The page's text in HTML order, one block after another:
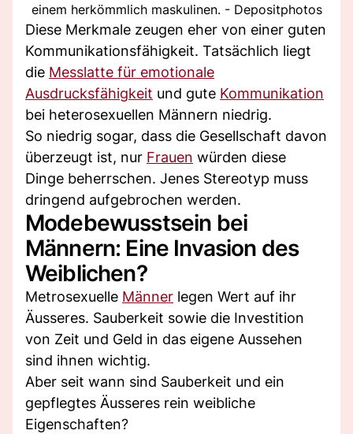
einem herkömmlich maskulinen. - Depositphotos
Diese Merkmale zeugen eher von einer guten
Kommunikationsfähigkeit. Tatsächlich liegt
die Messlatte für emotionale
Ausdrucksfähigkeit und gute Kommunikation
bei heterosexuellen Männern niedrig.
So niedrig sogar, dass die Gesellschaft davon
überzeugt ist, nur Frauen würden diese
Dinge beherrschen. Jenes Stereotyp muss
dringend aufgebrochen werden.
Modebewusstsein bei
Männern: Eine Invasion des
Weiblichen?
Metrosexuelle Männer legen Wert auf ihr
Äusseres. Sauberkeit sowie die Investition
von Zeit und Geld in das eigene Aussehen
sind ihnen wichtig.
Aber seit wann sind Sauberkeit und ein
gepflegtes Äusseres rein weibliche
Eigenschaften?